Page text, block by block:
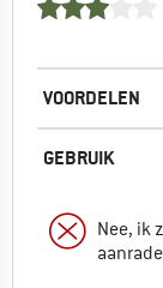
VOORDELEN
GEBRUIK
Nee, ik